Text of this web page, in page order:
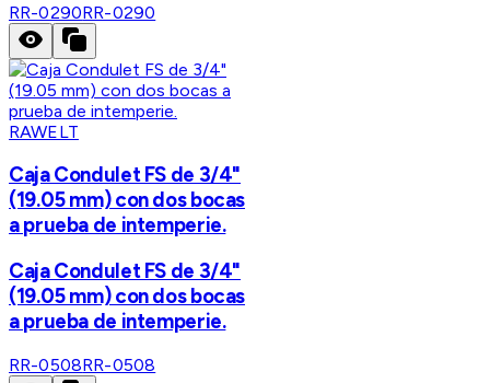
RR-0290RR-0290
RAWELT
Caja Condulet FS de 3/4"
(19.05 mm) con dos bocas
a prueba de intemperie.
Caja Condulet FS de 3/4"
(19.05 mm) con dos bocas
a prueba de intemperie.
RR-0508RR-0508